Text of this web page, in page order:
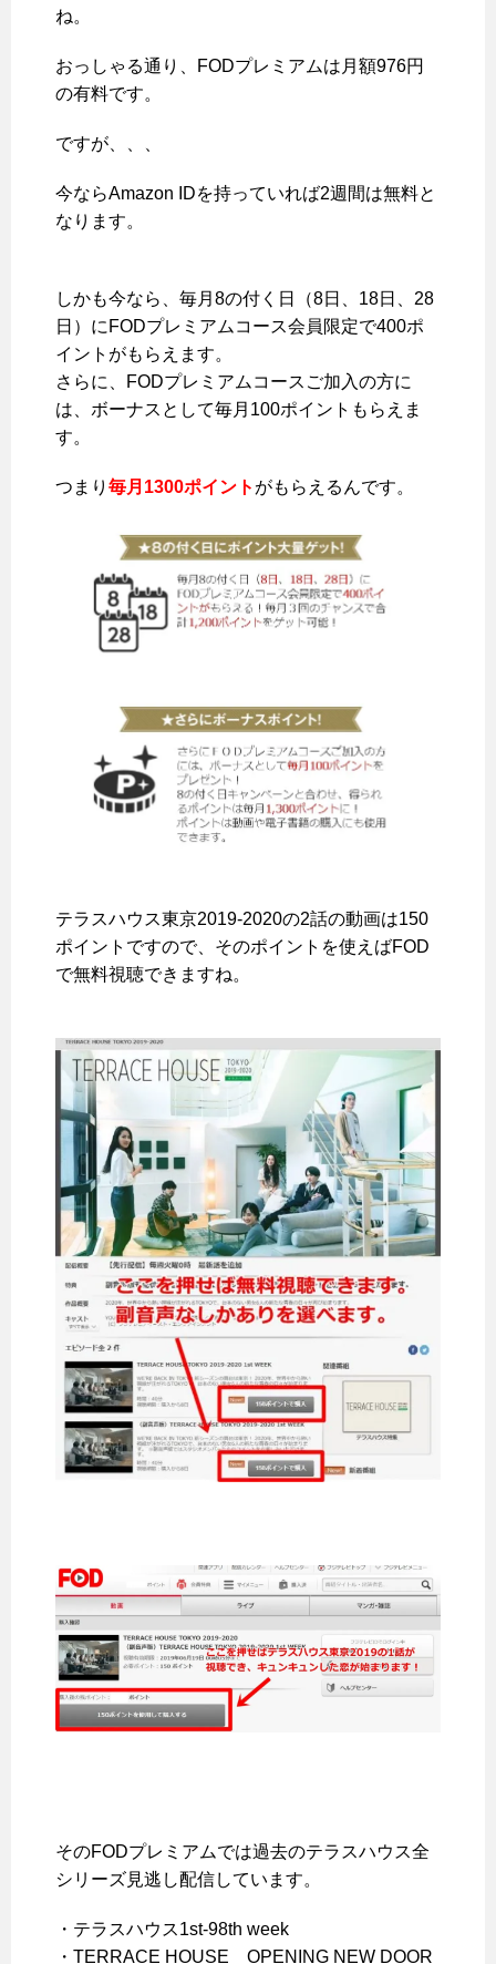
ね。
おっしゃる通り、FODプレミアムは月額976円
の有料です。
ですが、、、
今ならAmazon IDを持っていれば2週間は無料と
なります。
しかも今なら、毎月8の付く日（8日、18日、28
日）にFODプレミアムコース会員限定で400ポ
イントがもらえます。
さらに、FODプレミアムコースご加入の方に
は、ボーナスとして毎月100ポイントもらえま
す。
つまり 毎月1300ポイント がもらえるんです。
テラスハウス東京2019-2020の2話の動画は150
ポイントですので、そのポイントを使えばFOD
で無料視聴できますね。
そのFODプレミアムでは過去のテラスハウス全
シリーズ見逃し配信しています。
・テラスハウス1st-98th week
・TERRACE HOUSE OPENING NEW DOOR